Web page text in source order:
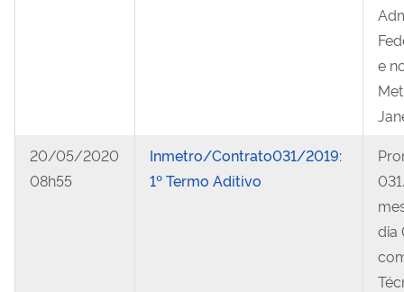
e
20/05/2020
08h55
Inmetro/Contrato031/2019:
1º Termo Aditivo
dia